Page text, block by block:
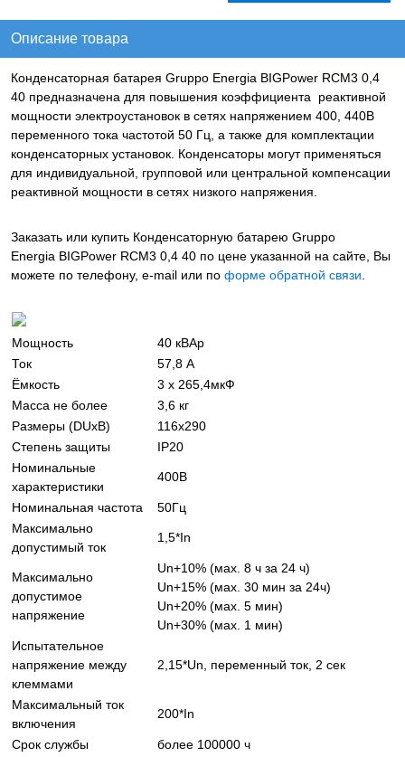
Описание товара
Конденсаторная батарея Gruppo Energia BIGPower RCM3 0,4
40 предназначена для повышения коэффициента реактивной
мощности электроустановок в сетях напряжением 400, 440В
переменного тока частотой 50 Гц, а также для комплектации
конденсаторных установок. Конденсаторы могут применяться
для индивидуальной, групповой или центральной компенсации
реактивной мощности в сетях низкого напряжения.
Заказать или купить Конденсаторную батарею Gruppo
Energia BIGPower RCM3 0,4 40 по цене указанной на сайте, Вы
можете по телефону, e-mail или по форме обратной связи.
Мощность
40 кВАр
Ток
57,8 А
Ёмкость
3 х 265,4мкФ
Масса не более
3,6 кг
Размеры (DUxB)
116х290
Степень защиты
IP20
Номинальные
характеристики
400В
Номинальная частота
50Гц
Максимально
допустимый ток
1,5*In
Максимально
допустимое
напряжение
Un+10% (мах. 8 ч за 24 ч)
Un+15% (мах. 30 мин за 24ч)
Un+20% (мах. 5 мин)
Un+30% (мах. 1 мин)
Испытательное
напряжение между
клеммами
2,15*Un, переменный ток, 2 сек
Максимальный ток
включения
200*In
Срок службы
более 100000 ч